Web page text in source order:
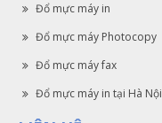
Đổ mực máy in
Đổ mực máy Photocopy
Đổ mực máy fax
Đổ mực máy in tại Hà Nội